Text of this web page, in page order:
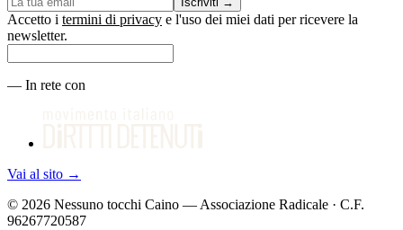
Accetto i termini di privacy e l'uso dei miei dati per ricevere la
newsletter.
— In rete con
Vai al sito →
© 2026 Nessuno tocchi Caino — Associazione Radicale · C.F.
96267720587